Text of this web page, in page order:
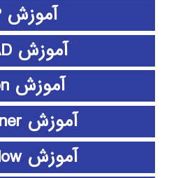
آموزش PHP
آموزش PSCAD
آموزش python
آموزش rapidminer
آموزش ShowFlow